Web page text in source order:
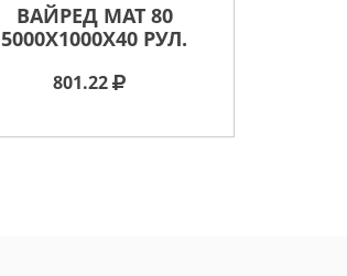
ВАЙРЕД МАТ 80
5000X1000X40 РУЛ.
801.22